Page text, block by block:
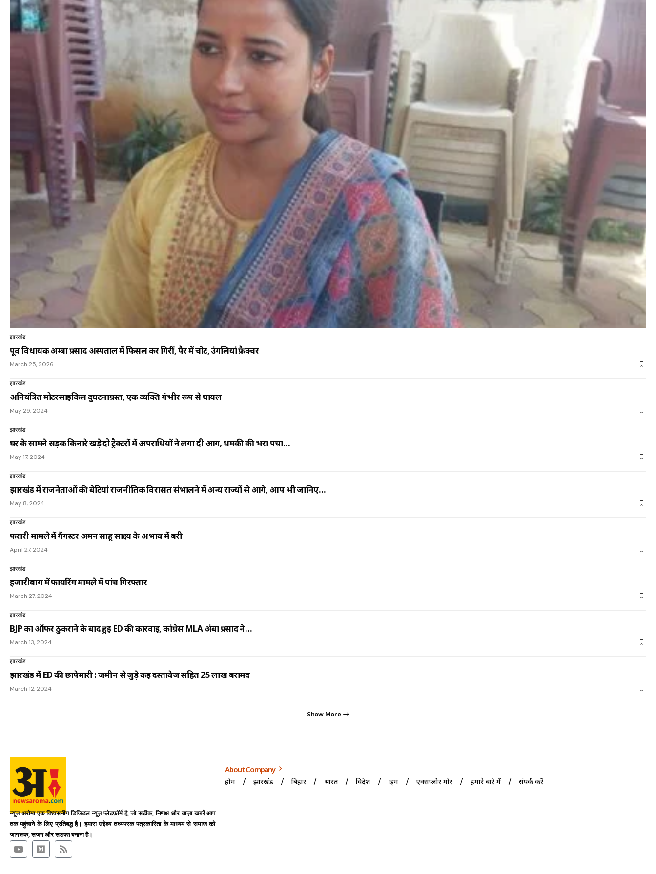
झारखंड
पूर्व विधायक अम्बा प्रसाद अस्पताल में फिसल कर गिरीं, पैर में चोट, उंगलियां फ्रैक्चर
March 25, 2026
झारखंड
अनियंत्रित मोटरसाइकिल दुर्घटनाग्रस्त, एक व्यक्ति गंभीर रूप से घायल
May 29, 2024
झारखंड
घर के सामने सड़क किनारे खड़े दो ट्रैक्टरों में अपराधियों ने लगा दी आग, धमकी की भरा पर्चा…
May 17, 2024
झारखंड
झारखंड में राजनेताओं की बेटियां राजनीतिक विरासत संभालने में अन्य राज्यों से आगे, आप भी जानिए…
May 8, 2024
झारखंड
फरारी मामले में गैंगस्टर अमन साहू साक्ष्य के अभाव में बरी
April 27, 2024
झारखंड
हजारीबाग में फायरिंग मामले में पांच गिरफ्तार
March 27, 2024
झारखंड
BJP का ऑफर ठुकराने के बाद हुई ED की कार्रवाई, कांग्रेस MLA अंबा प्रसाद ने…
March 13, 2024
झारखंड
झारखंड में ED की छापेमारी : जमीन से जुड़े कई दस्तावेज सहित 25 लाख बरामद
March 12, 2024
Show More
न्यूज अरोमा एक विश्वसनीय डिजिटल न्यूज़ प्लेटफ़ॉर्म है, जो सटीक, निष्पक्ष और ताज़ा खबरें आप
तक पहुंचाने के लिए प्रतिबद्ध है। हमारा उद्देश्य तथ्यपरक पत्रकारिता के माध्यम से समाज को
जागरूक, सजग और सशक्त बनाना है।
About Company
होम झारखंड बिहार भारत विदेश क्राइम एक्सप्लोर मोर हमारे बारे में संपर्क करें